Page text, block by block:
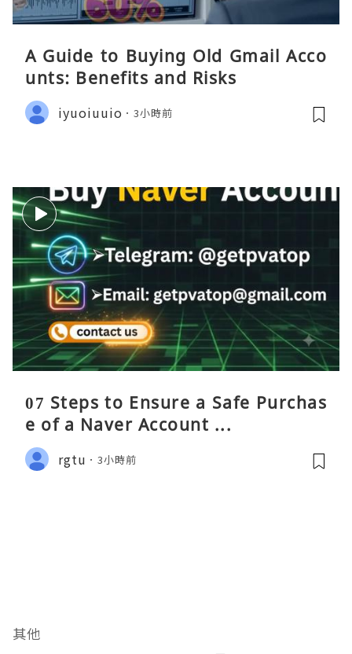
A Guide to Buying Old Gmail Acco
unts: Benefits and Risks
iyuoiuuio 3小時前
07 Steps to Ensure a Safe Purchas
e of a Naver Account ...
rgtu 3小時前
其他